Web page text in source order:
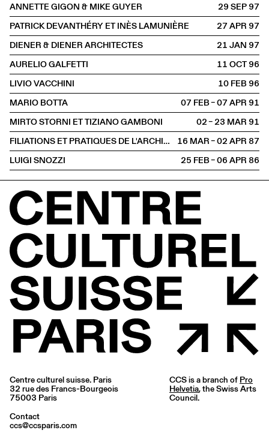
ANNETTE GIGON & MIKE GUYER
29 SEP1997
PATRICK DEVANTHÉRY ET INÈS LAMUNIÈRE
27 APR1997
DIENER & DIENER ARCHITECTES
21 JAN1997
AURELIO GALFETTI
11 OCT1996
LIVIO VACCHINI
10 FEB1996
MARIO BOTTA
07 FEB – 07 APR1991
MIRTO STORNI ET TIZIANO GAMBONI
02 – 23 MAR1991
FILIATIONS ET PRATIQUES DE L'ARCHITECTURE CONTEMPORAINE EN SUISSE
16 MAR – 02 APR1987
LUIGI SNOZZI
25 FEB – 06 APR1986
Centre culturel suisse. Paris
32 rue des Francs-Bourgeois
75003 Paris
Contact
ccs@ccsparis.com
CCS is a branch of Pro
Helvetia, the Swiss Arts
Council.